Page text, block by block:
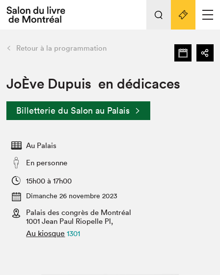
Espace exposant⋅e⋅s
Espace enseignant·e·s
Espace médias
L'événement
Préparer sa visite au Salon
Actualités
SLM PRO
retour Nos activités
Préparer sa visite
Salon dans la ville et en ligne
Projets partenaires
Liens pratiques
Retour à la programmation
JoÈve Dupuis en dédicaces
Billetterie du Salon au Palais
Au Palais
En personne
15h00 à 17h00
Dimanche 26 novembre 2023
Palais des congrès de Montréal
1001 Jean Paul Riopelle Pl,
Au kiosque 1301